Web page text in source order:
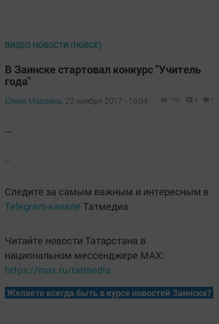
ВИДЕО НОВОСТИ (НОВОЕ)
В Заинске стартовал конкурс "Учитель
года"
Елена Маврина, 22 ноября 2017 - 16:04 1702 0 1
...
...
Следите за самым важным и интересным в
Telegram-канале Татмедиа
Читайте новости Татарстана в
национальном мессенджере MАХ:
https://max.ru/tatmedia
Желаете всегда быть в курсе новостей Заинска?